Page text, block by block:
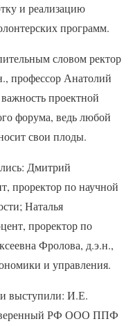
и реализацию
программ.
словом ректор
профессор Анатолий
проектной
форума, ведь любой
свои плоды.
Дмитрий
проректор по научной
Наталья
проректор по
Фролова, д.э.н.,
и управления.
выступили: И.Е.
РФ ООО ППФ